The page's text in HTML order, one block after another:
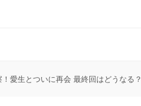
愛生とついに再会 最終回はどうなる？